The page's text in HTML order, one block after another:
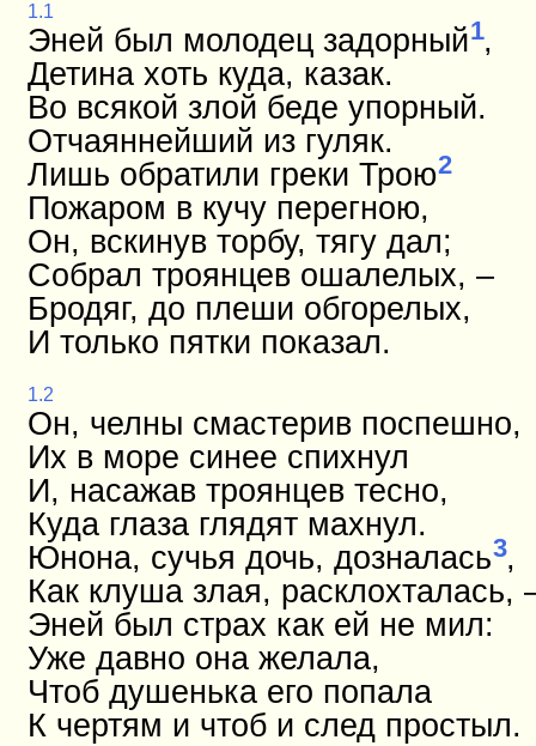
1.1
Эней был молодец задорный1,
Детина хоть куда, казак.
Во всякой злой беде упорный.
Отчаяннейший из гуляк.
Лишь обратили греки Трою2
Пожаром в кучу перегною,
Он, вскинув торбу, тягу дал;
Собрал троянцев ошалелых, –
Бродяг, до плеши обгорелых,
И только пятки показал.
1.2
Он, челны смастерив поспешно,
Их в море синее спихнул
И, насажав троянцев тесно,
Куда глаза глядят махнул.
Юнона, сучья дочь, дозналась3,
Как клуша злая, расклохталась,
Эней был страх как ей не мил:
Уже давно она желала,
Чтоб душенька его попала
К чертям и чтоб и след простыл.